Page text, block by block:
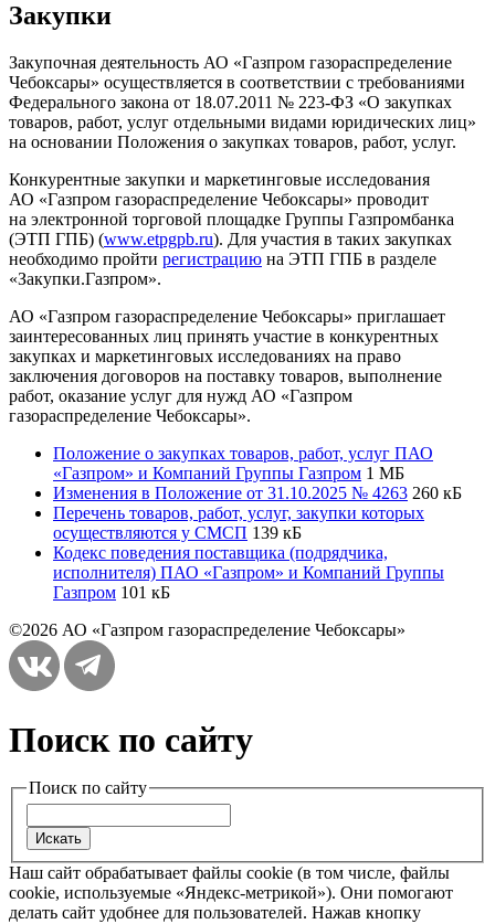
Закупки
Закупочная деятельность АО «Газпром газораспределение
Чебоксары» осуществляется в соответствии с требованиями
Федерального закона от 18.07.2011 № 223-ФЗ «О закупках
товаров, работ, услуг отдельными видами юридических лиц»
на основании Положения о закупках товаров, работ, услуг.
Конкурентные закупки и маркетинговые исследования
АО «Газпром газораспределение Чебоксары» проводит
на электронной торговой площадке Группы Газпромбанка
(ЭТП ГПБ) (www.etpgpb.ru). Для участия в таких закупках
необходимо пройти регистрацию на ЭТП ГПБ в разделе
«Закупки.Газпром».
АО «Газпром газораспределение Чебоксары» приглашает
заинтересованных лиц принять участие в конкурентных
закупках и маркетинговых исследованиях на право
заключения договоров на поставку товаров, выполнение
работ, оказание услуг для нужд АО «Газпром
газораспределение Чебоксары».
Положение о закупках товаров, работ, услуг ПАО
«Газпром» и Компаний Группы Газпром 1 МБ
Изменения в Положение от 31.10.2025 № 4263 260 кБ
Перечень товаров, работ, услуг, закупки которых
осуществляются у СМСП 139 кБ
Кодекс поведения поставщика (подрядчика,
исполнителя) ПАО «Газпром» и Компаний Группы
Газпром 101 кБ
©2026 АО «Газпром газораспределение Чебоксары»
Поиск по сайту
Поиск по сайту
Наш сайт обрабатывает файлы cookie (в том числе, файлы
cookie, используемые «Яндекс-метрикой»). Они помогают
делать сайт удобнее для пользователей. Нажав кнопку